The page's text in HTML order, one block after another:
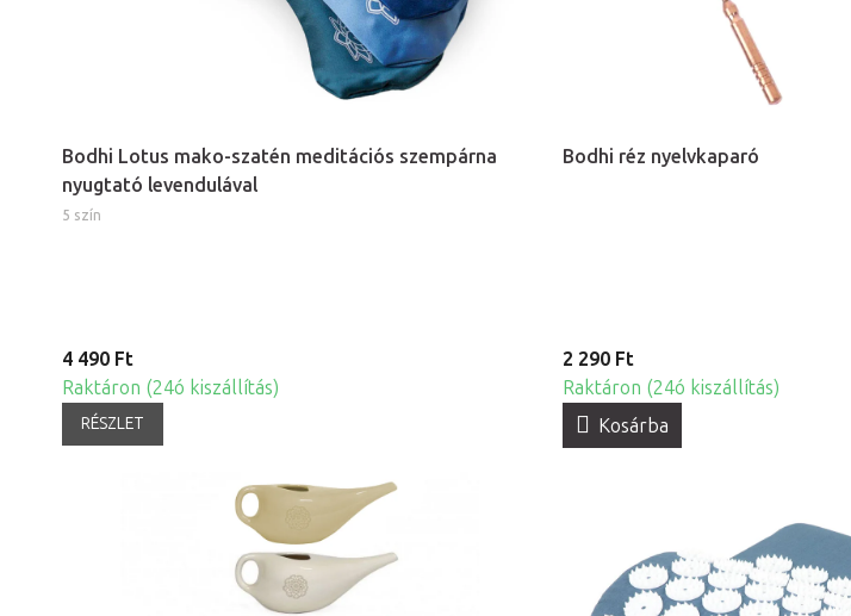
Bodhi Lotus mako-szatén meditációs szempárna
nyugtató levendulával
5 szín
4 490 Ft
Raktáron (24ó kiszállítás)
RÉSZLET
Bodhi réz nyelvkaparó
2 290 Ft
Raktáron (24ó kiszállítás)
Kosárba